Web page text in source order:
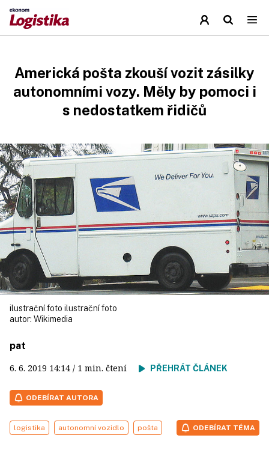
Americká pošta zkouší vozit zásilky
autonomními vozy. Měly by pomoci i
s nedostatkem řidičů
ilustrační foto ilustrační foto
autor: Wikimedia
pat
6. 6. 2019 14:14 / 1 min. čtení PŘEHRÁT ČLÁNEK
ODEBÍRAT AUTORA
logistika autonomní vozidlo pošta ODEBÍRAT TÉMA